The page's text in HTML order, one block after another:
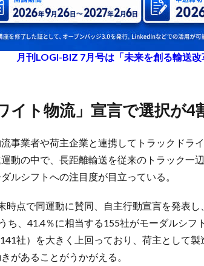
月刊LOGI-BIZ 7月号は「未来を創る輸送
ホワイト物流」宣言で選択が4
事業者や荷主企業と連携してトラックドラ
動の中で、長距離輸送を従来のトラック一
ルシフトへの注目度が目立っている。
時点で同運動に賛同、自主行動宣言を発表
ち、41.4％に相当する155社がモーダルシ
社）を大きく上回っており、荷主として
があることがうかがえる。